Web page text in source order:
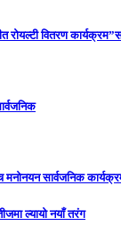
वितरण
मनोनयन सार्वजनिक
ल्यायो नयाँ तरंग